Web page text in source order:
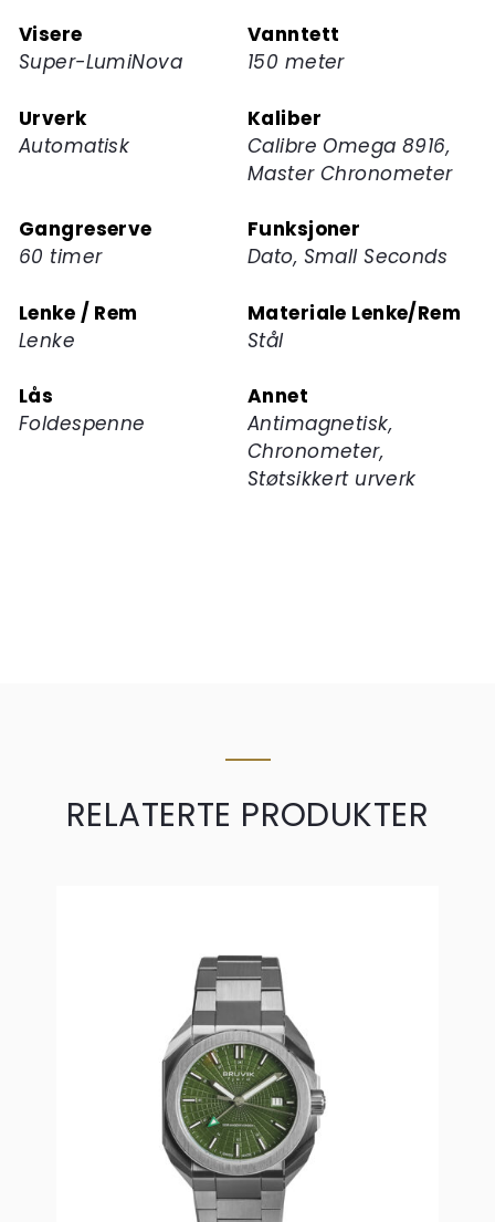
Visere
Super-LumiNova
Vanntett
150 meter
Urverk
Automatisk
Kaliber
Calibre Omega 8916,
Master Chronometer
Gangreserve
60 timer
Funksjoner
Dato, Small Seconds
Lenke / Rem
Lenke
Materiale Lenke/Rem
Stål
Lås
Foldespenne
Annet
Antimagnetisk,
Chronometer,
Støtsikkert urverk
RELATERTE PRODUKTER